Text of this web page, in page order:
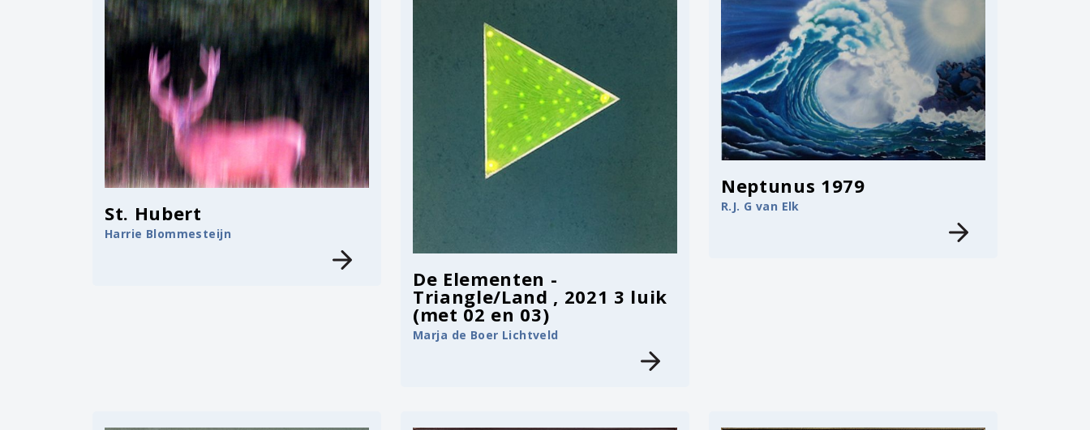
St. Hubert
Harrie Blommesteijn
De Elementen -
Triangle/Land , 2021 3 luik
(met 02 en 03)
Marja de Boer Lichtveld
Neptunus 1979
R.J. G van Elk